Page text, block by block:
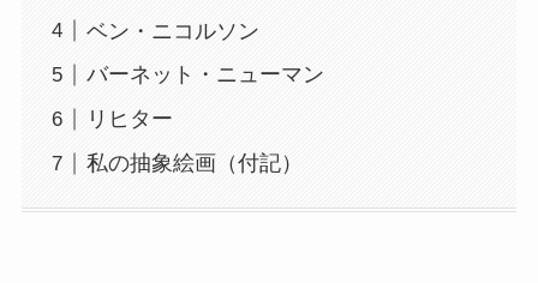
ベン・ニコルソン
バーネット・ニューマン
リヒター
私の抽象絵画（付記）